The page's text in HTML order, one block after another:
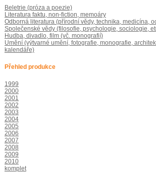
Beletrie (próza a poezie)
Literatura faktu, non-fiction, memoáry
Odborná literatura (přírodní vědy, technika, medicína,
Společenské vědy (filosofie, psychologie, sociologie,
Hudba, divadlo, film (vč. monografií)
Umění (výtvarné umění, fotografie, monografie,
kalendáře)
Přehled produkce
1999
2000
2001
2002
2003
2004
2005
2006
2007
2008
2009
2010
komplet